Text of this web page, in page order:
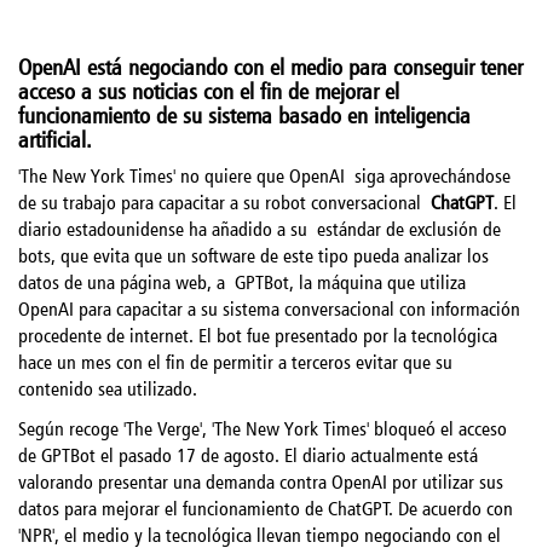
OpenAI está negociando con el medio para conseguir tener
acceso a sus noticias con el fin de mejorar el
funcionamiento de su sistema basado en inteligencia
artificial.
'The New York Times' no quiere que OpenAI siga aprovechándose
de su trabajo para capacitar a su robot conversacional
ChatGPT. El
diario estadounidense ha añadido a su estándar de exclusión de
bots, que evita que un software de este tipo pueda analizar los
datos de una página web, a GPTBot, la máquina que utiliza
OpenAI para capacitar a su sistema conversacional con información
procedente de internet. El bot fue presentado por la tecnológica
hace un mes con el fin de permitir a terceros evitar que su
contenido sea utilizado.
Según recoge 'The Verge', 'The New York Times' bloqueó el acceso
de GPTBot el pasado 17 de agosto. El diario actualmente está
valorando presentar una demanda contra OpenAI por utilizar sus
datos para mejorar el funcionamiento de ChatGPT. De acuerdo con
'NPR', el medio y la tecnológica llevan tiempo negociando con el